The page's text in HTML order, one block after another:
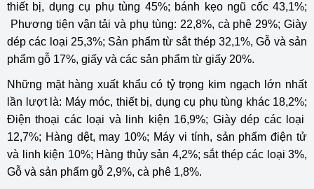
thiết bị, dụng cụ phụ tùng 45%; bánh kẹo ngũ cốc 43,1%;
Phương tiện vận tải và phụ tùng: 22,8%, cà phê 29%; Giày
dép các loại 25,3%; Sản phẩm từ sắt thép 32,1%, Gỗ và sản
phẩm gỗ 17%, giấy và các sản phẩm từ giấy 20%.
Những mặt hàng xuất khẩu có tỷ trọng kim ngạch lớn nhất
lần lượt là: Máy móc, thiết bị, dụng cụ phụ tùng khác 18,2%;
Điện thoại các loại và linh kiện 16,9%; Giày dép các loại
12,7%; Hàng dệt, may 10%; Máy vi tính, sản phẩm điện tử
và linh kiện 10%; Hàng thủy sản 4,2%; sắt thép các loại 3%,
Gỗ và sản phẩm gỗ 2,9%, cà phê 1,8%.